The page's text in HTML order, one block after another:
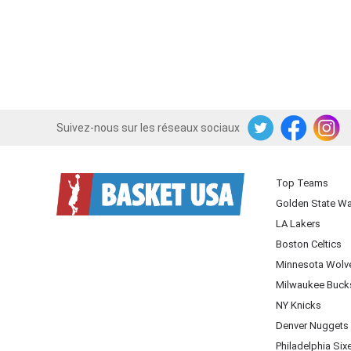
Suivez-nous sur les réseaux sociaux
TwitterFacebookInstagram
Top Teams
Golden State
LA Lakers
Boston Celtics
Minnesota
Milwaukee
NY Knicks
Denver Nuggets
Philadelphia